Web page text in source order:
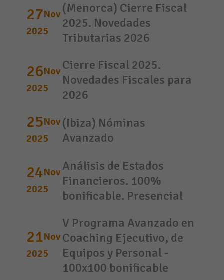
27Nov
2025
(Menorca) Cierre Fiscal
2025. Novedades
Tributarias 2026
26Nov
2025
Cierre Fiscal 2025.
Novedades Fiscales para
2026
25Nov
2025
(Ibiza) Nóminas
Avanzado
24Nov
2025
Análisis de Estados
Financieros. 100%
bonificable. Presencial
21Nov
2025
V Programa Avanzado en
Coaching Ejecutivo, de
Equipos y Personal -
100x100 bonificable